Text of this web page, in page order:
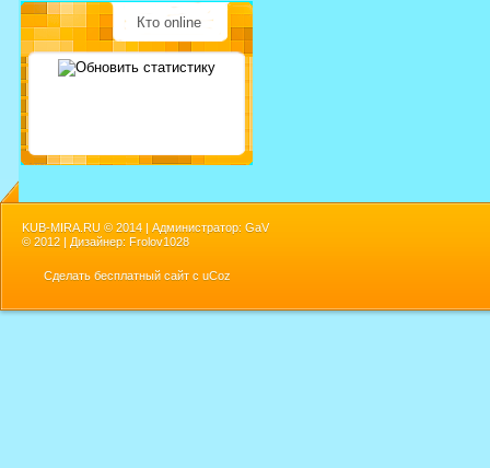
Кто online
KUB-MIRA.RU © 2014 | Администратор: GaV
© 2012 | Дизайнер: Frolov1028
Сделать бесплатный сайт с uCoz